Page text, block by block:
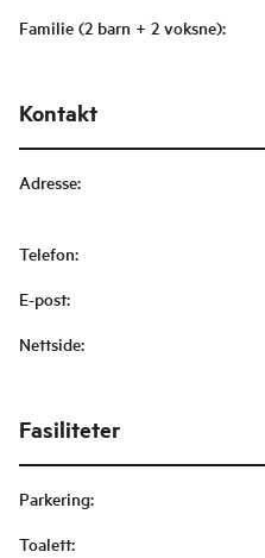
Familie (2 barn + 2 voksne):
Kontakt
Adresse:
Telefon:
E-post:
Nettside:
Fasiliteter
Parkering:
Toalett: